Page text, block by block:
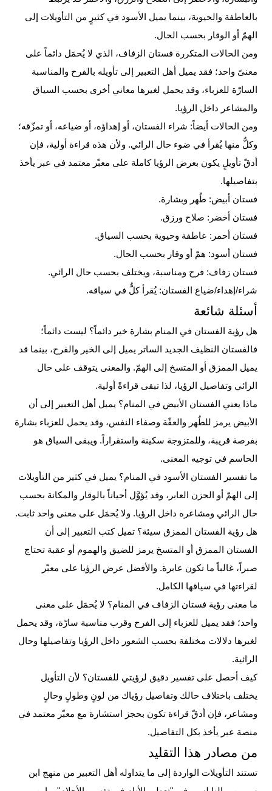
بالعاطفة والحيوية، بينما يميل الأسود في كثيرٍ من التأويلات إلى
الهمّ أو الوقار بحسب الحال.
ومن الحالات المتكررة فستان الزفاف، الذي لا يُحمَل دائماً على
معنىً واحد؛ فقد يميل أهل التعبير إلى تأويله بالفرح والمناسبة
السارّة للعزباء، وقد يحمل لغيرها معاني أخرى بحسب السياق
والمشاعر داخل الرؤيا.
ومن الحالات أيضاً: شراء الفستان، أو إهداؤه، أو ضياعه، أو تمزّقه؛
وكلٌّ منها يُقرأ في ضوء حال الرائي. ولأن هذه قراءة أولية، فإن
أدقّ تأويلٍ يكون بعرض الرؤيا كاملة على معبّر معتمد في عبر يأخذ
بتفاصيلها.
فستان أبيض: طُهر وبشارة.
فستان أخضر: صلاح ورزق.
فستان أحمر: عاطفة وحيوية بحسب السياق.
فستان أسود: همّ أو وقار بحسب الحال.
فستان زفاف: فرح ومناسبة، ويختلف بحسب حال الرائي.
شراء/إهداء/ضياع الفستان: يُقرأ كلٌّ في سياقه.
أسئلة شائعة
هل رؤية الفستان في المنام بشارة خير دائماً؟ ليست دائماً؛
فالفستان النظيف الجديد الساتر يميل إلى الخير والفرح، بينما قد
يميل الممزق أو المتسخ إلى الهمّ. والمعنى يتوقف على حال
الرائي وتفاصيل الرؤيا، لذا تبقى قراءةً أولية.
ماذا يعني الفستان الأبيض في المنام؟ يميل أهل التعبير إلى أن
الأبيض يرمز للطُهر والعفّة وصفاء النفس، وقد يحمل للعزباء بشارة
بفرصة قريبة، وللمتزوجة سكينة واستقراراً. ويبقى السياق هو
الحاسم في توجيه المعنى.
ما تفسير الفستان الأسود في المنام؟ يميل في كثير من التأويلات
إلى الهمّ أو الحزن العابر، وقد يُؤوَّل أحياناً بالوقار والمكانة بحسب
حال الرائي ومشاعره داخل الرؤيا. ولا يُحمَل على معنى واحد ثابت.
هل رؤية الفستان الممزق سيئة؟ تميل كتب التعبير إلى أن
الفستان الممزق أو المتسخ يرمز للضيق والهموم أو عقبة تحتاج
صبراً، غالباً ما تكون عابرة. والأفضل عرض الرؤيا على معبّر
لقراءتها في سياقها الكامل.
ما معنى رؤية فستان الزفاف في المنام؟ لا يُحمَل على معنى
واحد؛ فقد يميل للعزباء إلى الفرح وقرب مناسبة سارّة، وقد يحمل
لغيرها دلالات مختلفة بحسب الشعور داخل الرؤيا وتفاصيلها وحال
الرائية.
كيف أحصل على تفسير دقيق لرؤيتي للفستان؟ لأن التأويل
يختلف باختلاف حالك وتفاصيل رؤياك من لونٍ وطولٍ وحالٍ
ومشاعر، فإن أدقّ قراءة تكون بحجز استشارة مع معبّر معتمد في
منصة عبر يأخذ بكل التفاصيل.
من مصادر هذا التقليد
تستند التأويلات الواردة إلى ما يتداوله أهل التعبير من منهج ابن